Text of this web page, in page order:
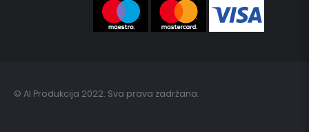
© AI Produkcija 2022. Sva prava zadržana.